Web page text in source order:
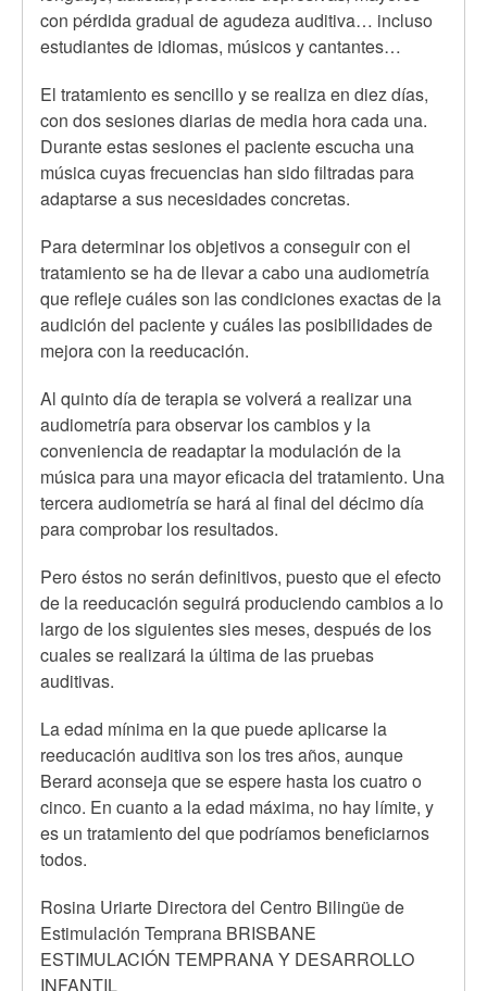
con pérdida gradual de agudeza auditiva… incluso
estudiantes de idiomas, músicos y cantantes…
El tratamiento es sencillo y se realiza en diez días,
con dos sesiones diarias de media hora cada una.
Durante estas sesiones el paciente escucha una
música cuyas frecuencias han sido filtradas para
adaptarse a sus necesidades concretas.
Para determinar los objetivos a conseguir con el
tratamiento se ha de llevar a cabo una audiometría
que refleje cuáles son las condiciones exactas de la
audición del paciente y cuáles las posibilidades de
mejora con la reeducación.
Al quinto día de terapia se volverá a realizar una
audiometría para observar los cambios y la
conveniencia de readaptar la modulación de la
música para una mayor eficacia del tratamiento. Una
tercera audiometría se hará al final del décimo día
para comprobar los resultados.
Pero éstos no serán definitivos, puesto que el efecto
de la reeducación seguirá produciendo cambios a lo
largo de los siguientes sies meses, después de los
cuales se realizará la última de las pruebas
auditivas.
La edad mínima en la que puede aplicarse la
reeducación auditiva son los tres años, aunque
Berard aconseja que se espere hasta los cuatro o
cinco. En cuanto a la edad máxima, no hay límite, y
es un tratamiento del que podríamos beneficiarnos
todos.
Rosina Uriarte Directora del Centro Bilingüe de
Estimulación Temprana BRISBANE
ESTIMULACIÓN TEMPRANA Y DESARROLLO
INFANTIL